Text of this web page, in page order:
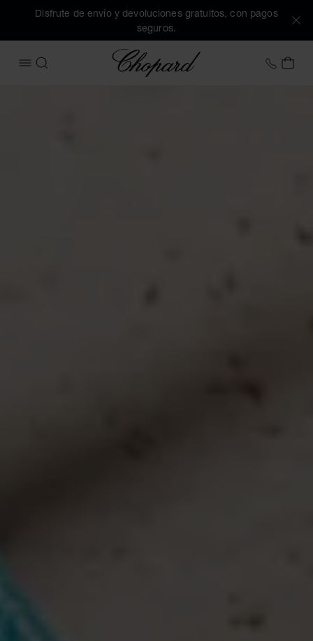
Disfrute de envío y devoluciones gratuitos, con pagos
seguros.
ABRIR MENÚ
BUSCAR Chopard +34
MI